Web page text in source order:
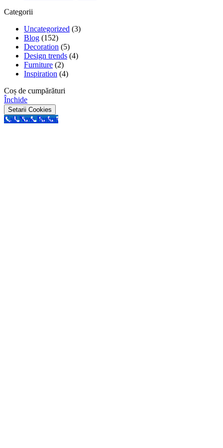
Categorii
Uncategorized (3)
Blog (152)
Decoration (5)
Design trends (4)
Furniture (2)
Inspiration (4)
Coș de cumpărături
Închide
Setarii Cookies
Call Now Button